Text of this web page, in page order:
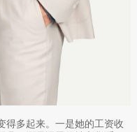
得多起来。一是她的工资收